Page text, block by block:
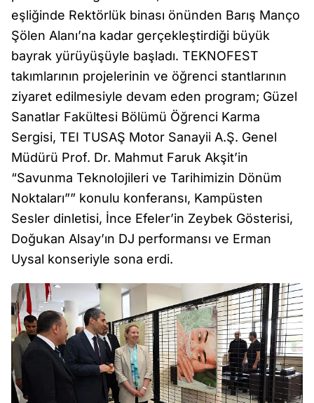
eşliğinde Rektörlük binası önünden Barış Manço
Şölen Alanı’na kadar gerçekleştirdiği büyük
bayrak yürüyüşüyle başladı. TEKNOFEST
takımlarının projelerinin ve öğrenci stantlarının
ziyaret edilmesiyle devam eden program; Güzel
Sanatlar Fakültesi Bölümü Öğrenci Karma
Sergisi, TEI TUSAŞ Motor Sanayii A.Ş. Genel
Müdürü Prof. Dr. Mahmut Faruk Akşit’in
“Savunma Teknolojileri ve Tarihimizin Dönüm
Noktaları”” konulu konferansı, Kampüsten
Sesler dinletisi, İnce Efeler’in Zeybek Gösterisi,
Doğukan Alsay’ın DJ performansı ve Erman
Uysal konseriyle sona erdi.